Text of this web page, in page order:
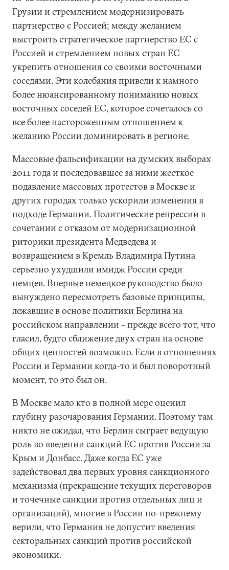
Грузии и стремлением модернизировать
партнерство с Россией; между желанием
выстроить стратегическое партнерство ЕС с
Россией и стремлением новых стран ЕС
укрепить отношения со своими восточными
соседями. Эти колебания привели к намного
более нюансированному пониманию новых
восточных соседей ЕС, которое сочеталось со
все более настороженным отношением к
желанию России доминировать в регионе.
Массовые фальсификации на думских выборах
2011 года и последовавшее за ними жесткое
подавление массовых протестов в Москве и
других городах только ускорили изменения в
подходе Германии. Политические репрессии в
сочетании с отказом от модернизационной
риторики президента Медведева и
возвращением в Кремль Владимира Путина
серьезно ухудшили имидж России среди
немцев. Впервые немецкое руководство было
вынуждено пересмотреть базовые принципы,
лежавшие в основе политики Берлина на
российском направлении – прежде всего тот, что
гласил, будто сближение двух стран на основе
общих ценностей возможно. Если в отношениях
России и Германии когда-то и был поворотный
момент, то это был он.
В Москве мало кто в полной мере оценил
глубину разочарования Германии. Поэтому там
никто не ожидал, что Берлин сыграет ведущую
роль во введении санкций ЕС против России за
Крым и Донбасс. Даже когда ЕС уже
задействовал два первых уровня санкционного
механизма (прекращение текущих переговоров
и точечные санкции против отдельных лиц и
организаций), многие в России по-прежнему
верили, что Германия не допустит введения
секторальных санкций против российской
экономики.